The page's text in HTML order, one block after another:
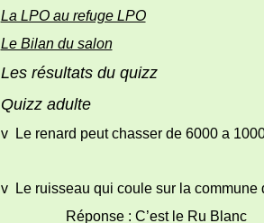
La LPO au refuge LPO
Le Bilan du salon
Les résultats du quizz
Quizz adulte
v Le renard peut chasser de 6000 a
v Le ruisseau qui coule sur la
Réponse : C’est le Ru Blanc